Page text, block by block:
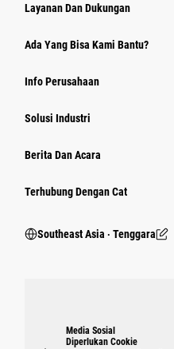
Layanan Dan Dukungan
Ada Yang Bisa Kami Bantu?
Info Perusahaan
Solusi Industri
Berita Dan Acara
Terhubung Dengan Cat
Southeast Asia ‧ Tenggara
Media Sosial
Diperlukan Cookie